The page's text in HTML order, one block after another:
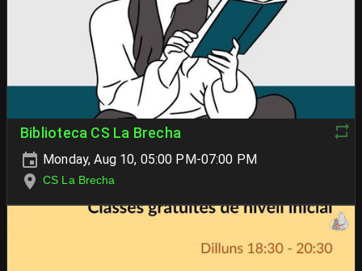
Biblioteca CS La Brecha
Monday, Aug 10, 05:00 PM-07:00 PM
CS La Brecha